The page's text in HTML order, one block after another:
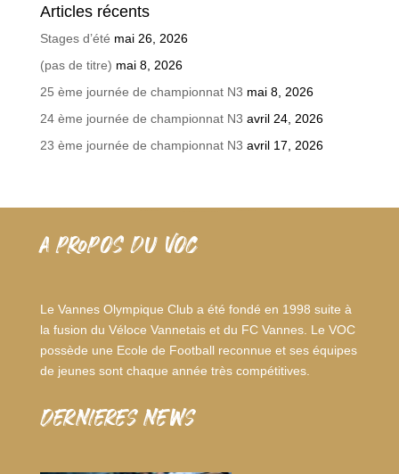
Articles récents
Stages d’été mai 26, 2026
(pas de titre) mai 8, 2026
25 ème journée de championnat N3 mai 8, 2026
24 ème journée de championnat N3 avril 24, 2026
23 ème journée de championnat N3 avril 17, 2026
A PROPOS DU VOC
Le Vannes Olympique Club a été fondé en 1998 suite à
la fusion du Véloce Vannetais et du FC Vannes. Le VOC
possède une Ecole de Football reconnue et ses équipes
de jeunes sont chaque année très compétitives.
dernieres news